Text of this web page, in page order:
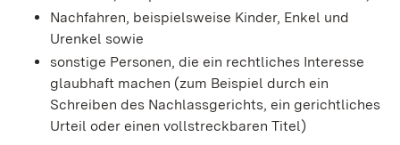
Nachfahren, beispielsweise Kinder, Enkel und
Urenkel sowie
sonstige Personen, die ein rechtliches Interesse
glaubhaft machen (zum Beispiel durch ein
Schreiben des Nachlassgerichts, ein gerichtliches
Urteil oder einen vollstreckbaren Titel)